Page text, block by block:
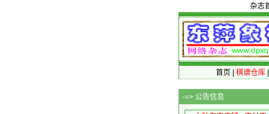
杂志
首页 棋谱仓库|
-=> 公告信息